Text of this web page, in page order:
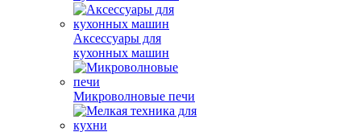
Аксессуары для
кухонных машин
Микроволновые печи